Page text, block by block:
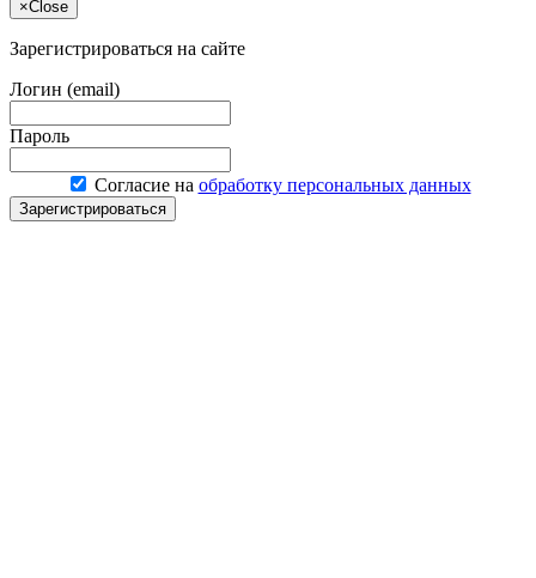
×Close
Зарегистрироваться на сайте
Логин (email)
Пароль
Согласие на обработку персональных данных
Зарегистрироваться